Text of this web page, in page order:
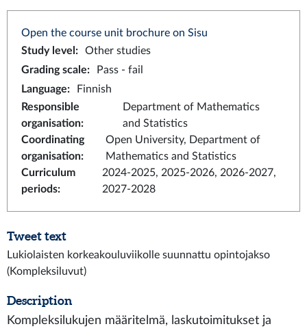
Open the course unit brochure on Sisu
Study level :
Other studies
Grading scale:
Pass - fail
Language:
Finnish
Responsible
organisation:
Department of Mathematics
and Statistics
Coordinating
organisation:
Open University, Department of
Mathematics and Statistics
Curriculum
periods:
2024-2025, 2025-2026, 2026-2027,
2027-2028
Tweet text
Lukiolaisten korkeakouluviikolle suunnattu opintojakso
(Kompleksiluvut)
Description
Kompleksilukujen määritelmä, laskutoimitukset ja